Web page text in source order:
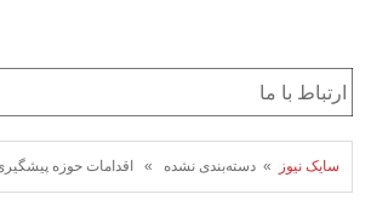
سایک نیوز » دسته‌بندی نشده » اقدامات حوزه